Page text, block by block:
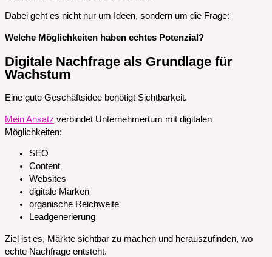
Dabei geht es nicht nur um Ideen, sondern um die Frage:
Welche Möglichkeiten haben echtes Potenzial?
Digitale Nachfrage als Grundlage für
Wachstum
Eine gute Geschäftsidee benötigt Sichtbarkeit.
Mein Ansatz verbindet Unternehmertum mit digitalen
Möglichkeiten:
SEO
Content
Websites
digitale Marken
organische Reichweite
Leadgenerierung
Ziel ist es, Märkte sichtbar zu machen und herauszufinden, wo
echte Nachfrage entsteht.